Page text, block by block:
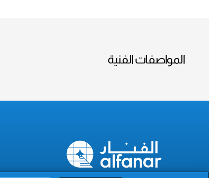
المواصفات الفنية
The Power of Excellence